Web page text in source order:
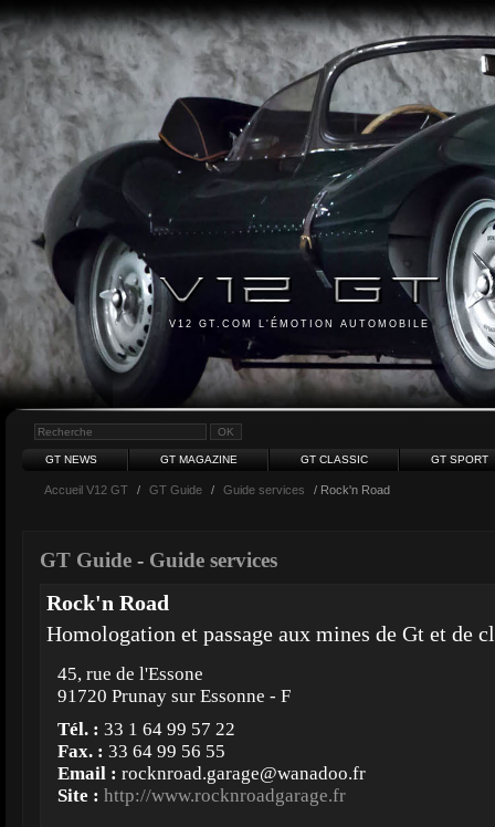
V12 GT.COM L'ÉMOTION AUTOMOBILE
GT NEWS GT MAGAZINE GT CLASSIC GT SPORT
Accueil V12 GT / GT Guide / Guide services / Rock'n Road
GT Guide - Guide services
Rock'n Road
Homologation et passage aux mines de Gt et de
45, rue de l'Essone
91720 Prunay sur Essonne - F
Tél. : 33 1 64 99 57 22
Fax. : 33 64 99 56 55
Email : rocknroad.garage@wanadoo.fr
Site : http://www.rocknroadgarage.fr